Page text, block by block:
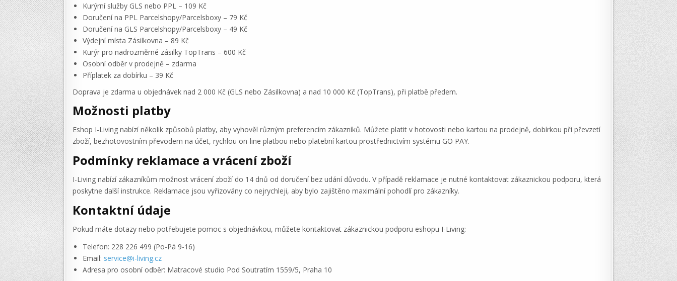
Kurýrní služby GLS nebo PPL – 109 Kč
Doručení na PPL Parcelshopy/Parcelsboxy – 79 Kč
Doručení na GLS Parcelshopy/Parcelsboxy – 49 Kč
Výdejní místa Zásilkovna – 89 Kč
Kurýr pro nadrozměrné zásilky TopTrans – 600 Kč
Osobní odběr v prodejně – zdarma
Příplatek za dobírku – 39 Kč
Doprava je zdarma u objednávek nad 2 000 Kč (GLS nebo Zásilkovna) a nad 10 000 Kč (TopTrans), při platbě předem.
Možnosti platby
Eshop I-Living nabízí několik způsobů platby, aby vyhověl různým preferencím zákazníků. Můžete platit v hotovosti nebo kartou na prodejně, dobírkou při převzetí
zboží, bezhotovostním převodem na účet, rychlou on-line platbou nebo platební kartou prostřednictvím systému GO PAY.
Podmínky reklamace a vrácení zboží
I-Living nabízí zákazníkům možnost vrácení zboží do 14 dnů od doručení bez udání důvodu. V případě reklamace je nutné kontaktovat zákaznickou podporu, která
poskytne další instrukce. Reklamace jsou vyřizovány co nejrychleji, aby bylo zajištěno maximální pohodlí pro zákazníky.
Kontaktní údaje
Pokud máte dotazy nebo potřebujete pomoc s objednávkou, můžete kontaktovat zákaznickou podporu eshopu I-Living:
Telefon: 228 226 499 (Po-Pá 9-16)
Email: service@i-living.cz
Adresa pro osobní odběr: Matracové studio Pod Soutratím 1559/5, Praha 10